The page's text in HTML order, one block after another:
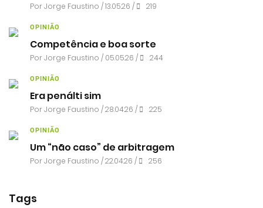
PorJorge Faustino / 13.05.26 / 219
OPINIÃO
Competência e boa sorte
PorJorge Faustino / 05.05.26 / 244
OPINIÃO
Era penálti sim
PorJorge Faustino / 28.04.26 / 225
OPINIÃO
Um “não caso” de arbitragem
PorJorge Faustino / 22.04.26 / 256
Tags